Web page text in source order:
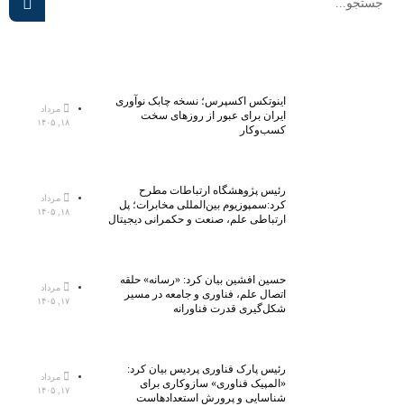
اینوتکس اکسپرس؛ نسخه چابک نوآوری
ایران برای عبور از روزهای سخت
کسب‌وکار
مرداد
۱۸, ۱۴۰۵
رئیس پژوهشگاه ارتباطات مطرح
کرد:سمپوزیوم بین‌المللی مخابرات؛ پل
ارتباطی علم، صنعت و حکمرانی دیجیتال
مرداد
۱۸, ۱۴۰۵
حسین افشین بیان کرد: «رسانه» حلقه
اتصال علم، فناوری و جامعه در مسیر
شکل‌گیری قدرت فناورانه
مرداد
۱۷, ۱۴۰۵
رئیس پارک فناوری پردیس بیان کرد:
«المپیک فناوری» سازوکاری برای
شناسایی و پرورش استعدادهاست
مرداد
۱۷, ۱۴۰۵